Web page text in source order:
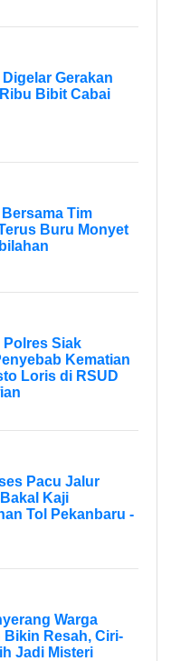
Gerakan
Bibit Cabai
Tim
Buru Monyet
Siak
Kematian
Loris di RSUD
Pacu Jalur
Kaji
Tol Pekanbaru -
Warga
Bikin Resah, Ciri-
Jadi Misteri